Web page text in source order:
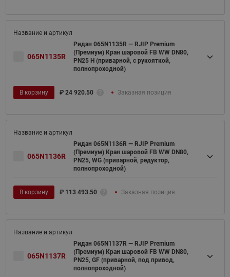
065N1135R
Ридан 065N1135R — RJIP Premium
(Премиум) Кран шаровой FB WW DN80,
PN25 H (приварной, с рукояткой,
полнопроходной)
В корзину ₽ 24 920.50 Заказная позиция
065N1136R
Ридан 065N1136R — RJIP Premium
(Премиум) Кран шаровой FB WW DN80,
PN25, WG (приварной, редуктор,
полнопроходной)
В корзину ₽ 113 493.50 Заказная позиция
065N1137R
Ридан 065N1137R — RJIP Premium
(Премиум) Кран шаровой FB WW DN80,
PN25, GF (приварной, под привод,
полнопроходной)